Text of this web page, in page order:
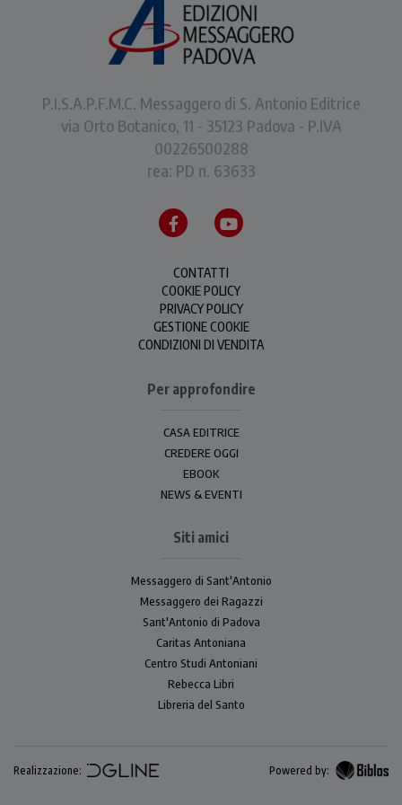
P.I.S.A.P.F.M.C. Messaggero di S. Antonio Editrice
via Orto Botanico, 11 - 35123 Padova - P.IVA
00226500288
rea: PD n. 63633
CONTATTI
COOKIE POLICY
PRIVACY POLICY
GESTIONE COOKIE
CONDIZIONI DI VENDITA
Per approfondire
CASA EDITRICE
CREDERE OGGI
EBOOK
NEWS & EVENTI
Siti amici
Messaggero di Sant'Antonio
Messaggero dei Ragazzi
Sant'Antonio di Padova
Caritas Antoniana
Centro Studi Antoniani
Rebecca Libri
Libreria del Santo
Realizzazione: Powered by: